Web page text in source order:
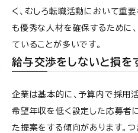
まとめ｜給与交渉を成
実現しよう！
く、むしろ転職活動において重
も優秀な人材を確保するために
ていることが多いです。
給与交渉をしないと損を
企業は基本的に、予算内で採用
希望年収を低く設定した応募者
た提案をする傾向があります。